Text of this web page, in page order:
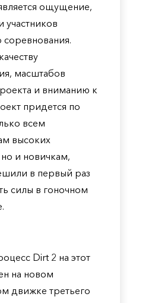
ощущение,
участников
соревнования.
масштабов
и вниманию к
придется по
всем
высоких
и новичкам,
в первый раз
силы в гоночном
Dirt 2 на этот
на новом
движке третьего